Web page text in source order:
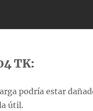
TK:
podría estar
útil.